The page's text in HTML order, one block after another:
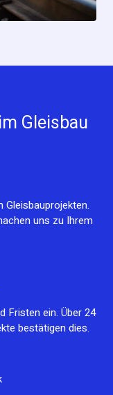
Gleisbau
Gleisbauprojekten.
uns zu Ihrem
Fristen ein. Über 24
bestätigen dies.